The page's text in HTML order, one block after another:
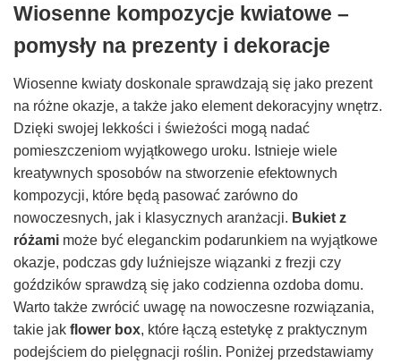
Wiosenne kompozycje kwiatowe –
pomysły na prezenty i dekoracje
Wiosenne kwiaty doskonale sprawdzają się jako prezent
na różne okazje, a także jako element dekoracyjny wnętrz.
Dzięki swojej lekkości i świeżości mogą nadać
pomieszczeniom wyjątkowego uroku. Istnieje wiele
kreatywnych sposobów na stworzenie efektownych
kompozycji, które będą pasować zarówno do
nowoczesnych, jak i klasycznych aranżacji. Bukiet z
różami może być eleganckim podarunkiem na wyjątkowe
okazje, podczas gdy luźniejsze wiązanki z frezji czy
goździków sprawdzą się jako codzienna ozdoba domu.
Warto także zwrócić uwagę na nowoczesne rozwiązania,
takie jak flower box, które łączą estetykę z praktycznym
podejściem do pielęgnacji roślin. Poniżej przedstawiamy